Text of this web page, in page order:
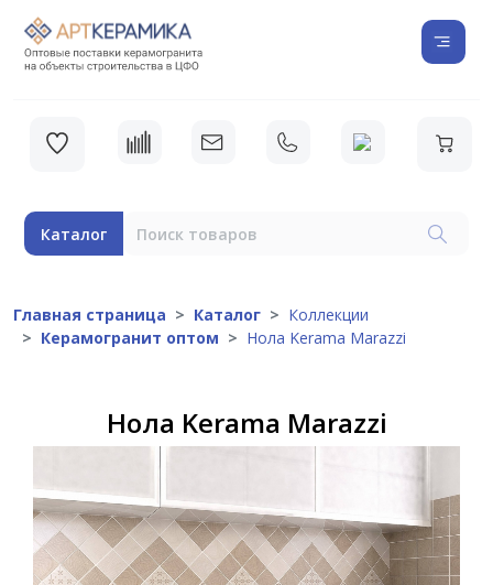
Каталог
Главная страница Каталог
Коллекции
Керамогранит оптом
Нола Kerama Marazzi
Нола Kerama Marazzi